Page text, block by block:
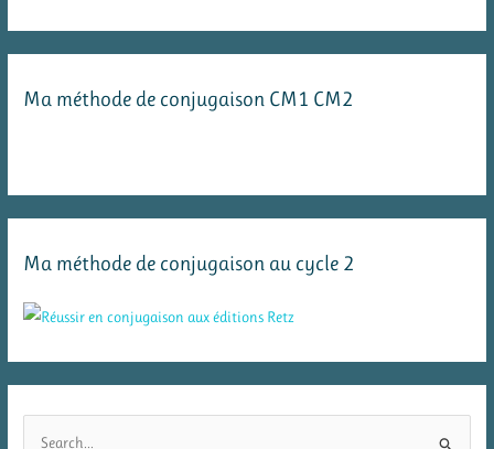
Ma méthode de conjugaison CM1 CM2
Ma méthode de conjugaison au cycle 2